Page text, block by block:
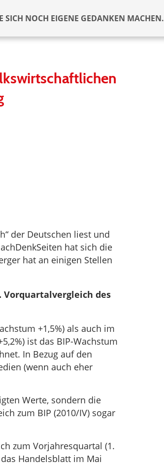
SICH NOCH EIGENE GEDANKEN MACHEN.
der Deutschen liest und
hat sich die
hat an einigen Stellen
Vorquartalvergleich des
+1,5%) als auch im
ist das BIP-Wachstum
In Bezug auf den
(wenn auch eher
Werte, sondern die
zum BIP (2010/IV) sogar
zum Vorjahresquartal (1.
Handelsblatt im Mai